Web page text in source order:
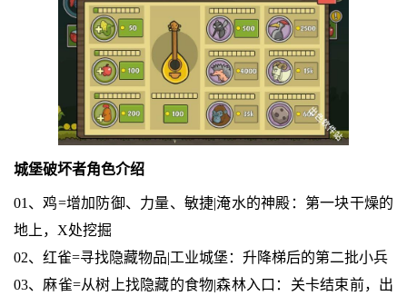
城堡破坏者角色介绍
01、鸡=增加防御、力量、敏捷|淹水的神殿：第一块干燥的
地上，X处挖掘
02、红雀=寻找隐藏物品|工业城堡：升降梯后的第二批小兵
03、麻雀=从树上找隐藏的食物|森林入口：关卡结束前，出